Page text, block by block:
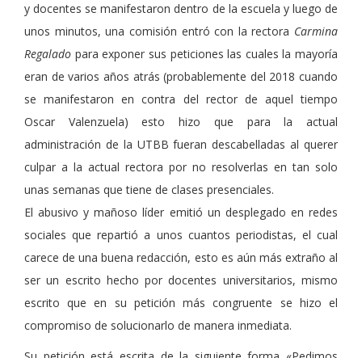
y docentes se manifestaron dentro de la escuela y luego de
unos minutos, una comisión entró con la rectora Carmina
Regalado para exponer sus peticiones las cuales la mayoría
eran de varios años atrás (probablemente del 2018 cuando
se manifestaron en contra del rector de aquel tiempo
Oscar Valenzuela) esto hizo que para la actual
administración de la UTBB fueran descabelladas al querer
culpar a la actual rectora por no resolverlas en tan solo
unas semanas que tiene de clases presenciales.
El abusivo y mañoso líder emitió un desplegado en redes
sociales que repartió a unos cuantos periodistas, el cual
carece de una buena redacción, esto es aún más extraño al
ser un escrito hecho por docentes universitarios, mismo
escrito que en su petición más congruente se hizo el
compromiso de solucionarlo de manera inmediata.